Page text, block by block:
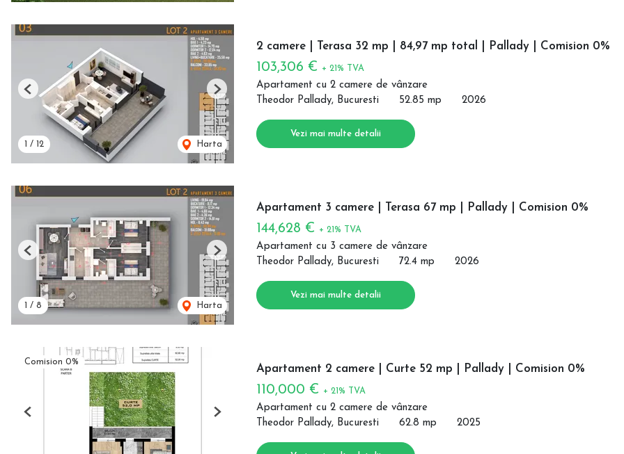
1 / 12 Harta
Previous Next
2 camere | Terasa 32 mp | 84,97 mp total | Pallady | Comision 0%
103,306 € + 21% TVA
Apartament cu 2 camere de vânzare
Theodor Pallady, Bucuresti
52.85 mp 2026
Vezi mai multe detalii
1 / 8 Harta
Previous Next
Apartament 3 camere | Terasa 67 mp | Pallady | Comision 0%
144,628 € + 21% TVA
Apartament cu 3 camere de vânzare
Theodor Pallady, Bucuresti
72.4 mp 2026
Vezi mai multe detalii
Comision 0%
Previous Next
Apartament 2 camere | Curte 52 mp | Pallady | Comision 0%
110,000 € + 21% TVA
Apartament cu 2 camere de vânzare
Theodor Pallady, Bucuresti
62.8 mp 2025